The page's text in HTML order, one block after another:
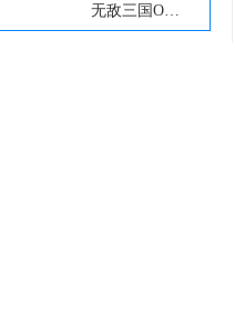
无敌三国OL变态版iOS下载|无敌三国OL公益服下载